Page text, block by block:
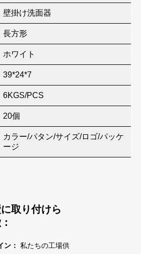
壁掛け洗面器
長方形
ホワイト
39*24*7
6KGS/PCS
20個
カラー/パタン/サイズ/ロゴ/パッケ
ージ
取り付けら
ン： 私たちの工場供